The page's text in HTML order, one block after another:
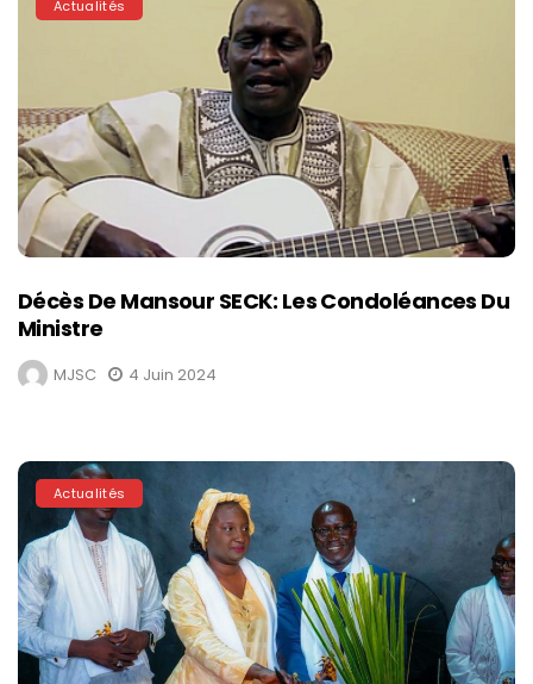
Actualités
Décès De Mansour SECK: Les Condoléances Du
Ministre
MJSC 4 Juin 2024
Actualités